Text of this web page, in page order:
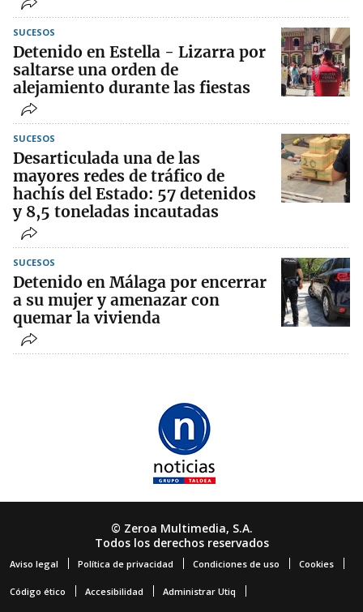
SUCESOS
Detenido en Estella - Lizarra por
saltarse una orden de
alejamiento durante las fiestas
SUCESOS
Desarticulada una de las
mayores redes de tráfico de
hachís del Estado: 57 detenidos
y 8,5 toneladas incautadas
SUCESOS
Detenido en Málaga por encerrar
a su mujer y amenazar con
quemar la vivienda
© Zeroa Multimedia, S.A.
Todos los derechos reservados
Aviso legal Política de privacidad Condiciones de uso Cookies
Código ético Accesibilidad Administrar Utiq